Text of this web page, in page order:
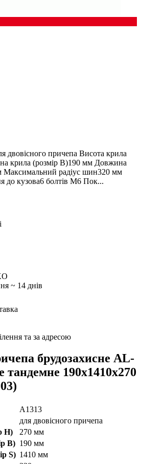
двовісного причепа Висота крила
крила (розмір B)190 мм Довжина
Максимальний радіус шин320 мм
до кузова6 болтів М6 Пок...
~ 14 днів
та за адресою
брудозахисне AL-
190x1410x270
A1313
для двовісного причепа
H)
270 мм
B) 190 мм
S) 1410 мм